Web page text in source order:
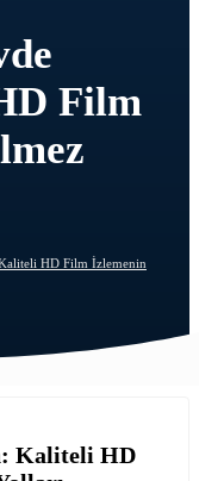
Film
HD Film İzlemenin
Kaliteli HD